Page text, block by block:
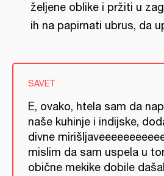
željene oblike i pržiti u
ih na papirnati ubrus, da
SAVET
E, ovako, htela sam da
naše kuhinje i indijske,
divne
mislim da sam uspela u
obične mekike dobile